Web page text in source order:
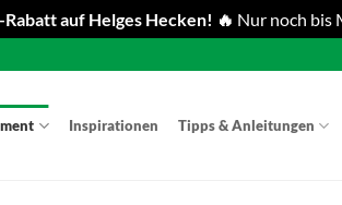
Rabatt auf Helges Hecken! 🔥 Nur noch bis
Inspirationen Tipps & Anleitungen